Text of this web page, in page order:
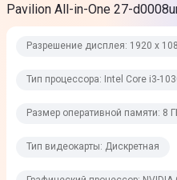
Объем SSD
Графические
Тип видеокарты
Дискретная
Pavilion All-in-One 27-
Разрешение дисплея: 1920 х
Тип процессора: Intel Core i3-
Размер оперативной памяти: 8
Тип видеокарты: Дискретная